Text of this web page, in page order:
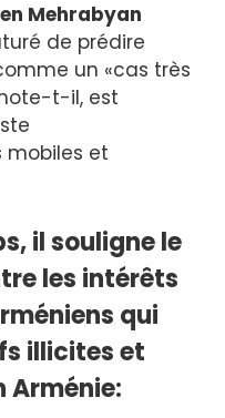
Mehrabyan
de prédire
un «cas très
t-il, est
mobiles et
il souligne le
les intérêts
qui
illicites et
Arménie: